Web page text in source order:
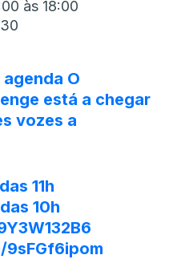
às 18:00
O
está a chegar
vozes a
11h
10h